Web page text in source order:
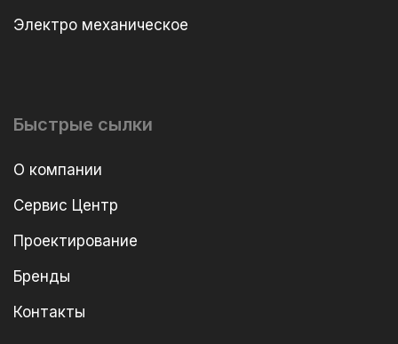
Электро механическое
Быстрые сылки
О компании
Сервис Центр
Проектирование
Бренды
Контакты